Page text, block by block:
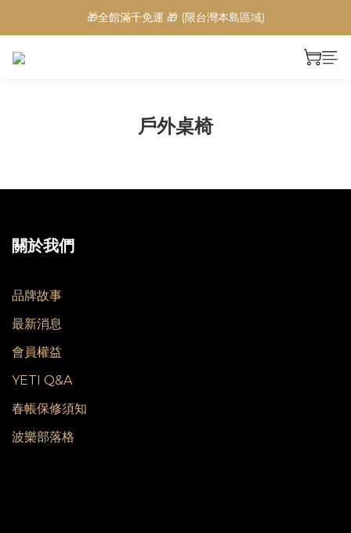
🎁全館滿千免運 🎁 (限台灣本島區域)
戶外桌椅
關於我們
品牌故事
最新消息
會員權益
YETI Q&A
春帳保修須知
波樂部落格